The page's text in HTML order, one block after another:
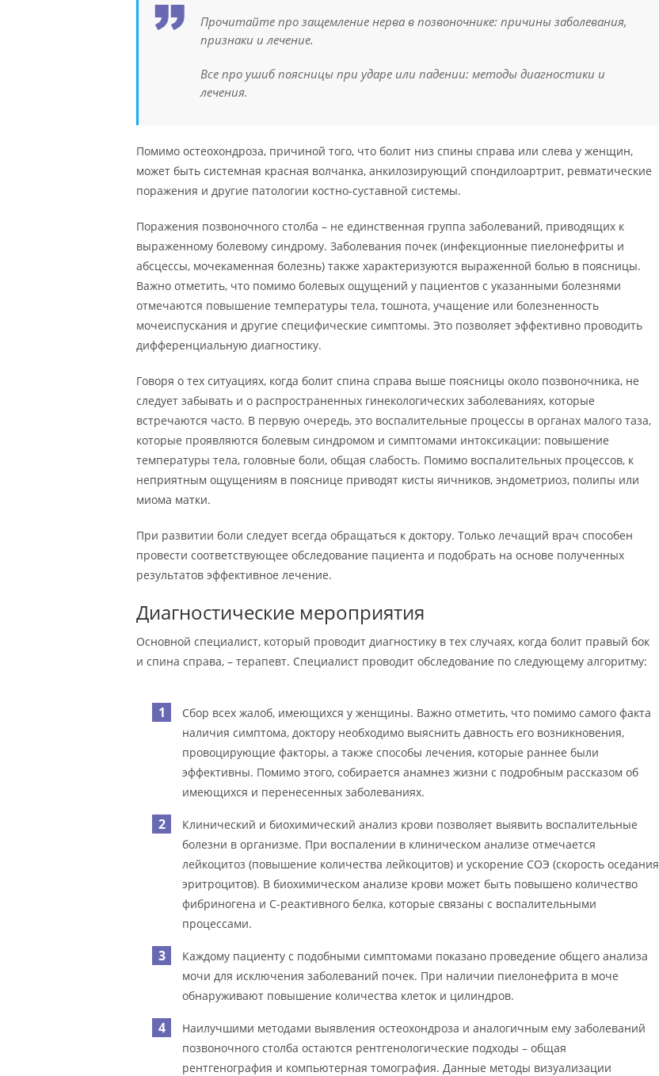
Прочитайте про защемление нерва в позвоночнике: причины заболевания,
признаки и лечение.
Все про ушиб поясницы при ударе или падении: методы диагностики и
лечения.
Помимо остеохондроза, причиной того, что болит низ спины справа или слева у женщин,
может быть системная красная волчанка, анкилозирующий спондилоартрит, ревматические
поражения и другие патологии костно-суставной системы.
Поражения позвоночного столба – не единственная группа заболеваний, приводящих к
выраженному болевому синдрому. Заболевания почек (инфекционные пиелонефриты и
абсцессы, мочекаменная болезнь) также характеризуются выраженной болью в поясницы.
Важно отметить, что помимо болевых ощущений у пациентов с указанными болезнями
отмечаются повышение температуры тела, тошнота, учащение или болезненность
мочеиспускания и другие специфические симптомы. Это позволяет эффективно проводить
дифференциальную диагностику.
Говоря о тех ситуациях, когда болит спина справа выше поясницы около позвоночника, не
следует забывать и о распространенных гинекологических заболеваниях, которые
встречаются часто. В первую очередь, это воспалительные процессы в органах малого таза,
которые проявляются болевым синдромом и симптомами интоксикации: повышение
температуры тела, головные боли, общая слабость. Помимо воспалительных процессов, к
неприятным ощущениям в пояснице приводят кисты яичников, эндометриоз, полипы или
миома матки.
При развитии боли следует всегда обращаться к доктору. Только лечащий врач способен
провести соответствующее обследование пациента и подобрать на основе полученных
результатов эффективное лечение.
Диагностические мероприятия
Основной специалист, который проводит диагностику в тех случаях, когда болит правый бок
и спина справа, – терапевт. Специалист проводит обследование по следующему алгоритму:
Сбор всех жалоб, имеющихся у женщины. Важно отметить, что помимо самого факта
наличия симптома, доктору необходимо выяснить давность его возникновения,
провоцирующие факторы, а также способы лечения, которые раннее были
эффективны. Помимо этого, собирается анамнез жизни с подробным рассказом об
имеющихся и перенесенных заболеваниях.
Клинический и биохимический анализ крови позволяет выявить воспалительные
болезни в организме. При воспалении в клиническом анализе отмечается
лейкоцитоз (повышение количества лейкоцитов) и ускорение СОЭ (скорость оседания
эритроцитов). В биохимическом анализе крови может быть повышено количество
фибриногена и С-реактивного белка, которые связаны с воспалительными
процессами.
Каждому пациенту с подобными симптомами показано проведение общего анализа
мочи для исключения заболеваний почек. При наличии пиелонефрита в моче
обнаруживают повышение количества клеток и цилиндров.
Наилучшими методами выявления остеохондроза и аналогичным ему заболеваний
позвоночного столба остаются рентгенологические подходы – общая
рентгенография и компьютерная томография. Данные методы визуализации